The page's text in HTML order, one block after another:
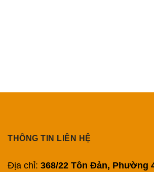
THÔNG TIN LIÊN HỆ
Địa chỉ: 368/22 Tôn Đản, Phường